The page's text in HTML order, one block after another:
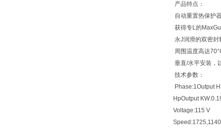
产品特点：
自动重置热保护器
获得专L的
永J润滑的双密封
周围温度高达70°C
垂直/水平安装，以
技术参数：
Phase:1Output
HpOutput
Voltage:115 V
Speed:1725,1140